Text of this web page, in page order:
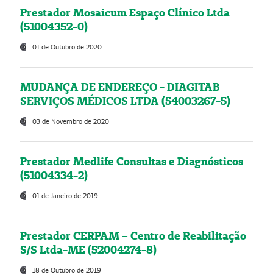
Prestador Mosaicum Espaço Clínico Ltda
(51004352-0)
01 de Outubro de 2020
MUDANÇA DE ENDEREÇO - DIAGITAB
SERVIÇOS MÉDICOS LTDA (54003267-5)
03 de Novembro de 2020
Prestador Medlife Consultas e Diagnósticos
(51004334-2)
01 de Janeiro de 2019
Prestador CERPAM – Centro de Reabilitação
S/S Ltda-ME (52004274-8)
18 de Outubro de 2019